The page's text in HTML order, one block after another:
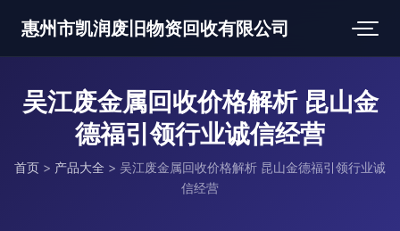
惠州市凯润废旧物资回收有限公司
吴江废金属回收价格解析 昆山金
德福引领行业诚信经营
首页 > 产品大全 > 吴江废金属回收价格解析 昆山金德福引领行业诚
信经营